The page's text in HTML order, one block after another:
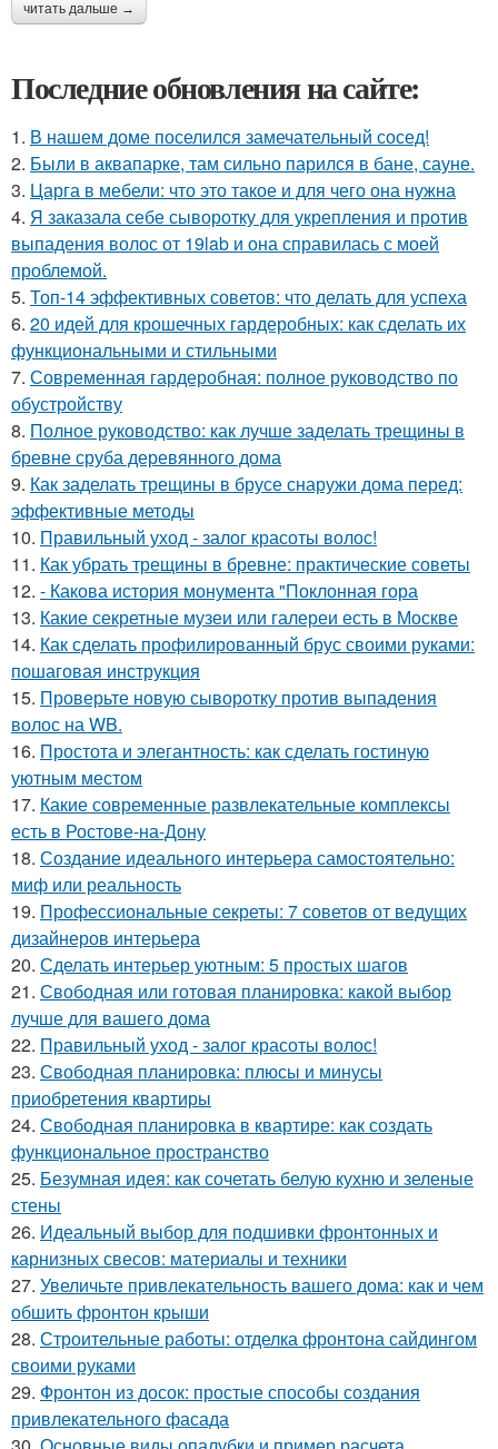
читать дальше →
Последние обновления на сайте:
1. В нашем доме поселился замечательный сосед!
2. Были в аквапарке, там сильно парился в бане, сауне.
3. Царга в мебели: что это такое и для чего она нужна
4. Я заказала себе сыворотку для укрепления и против
выпадения волос от 19lab и она справилась с моей
проблемой.
5. Топ-14 эффективных советов: что делать для успеха
6. 20 идей для крошечных гардеробных: как сделать их
функциональными и стильными
7. Современная гардеробная: полное руководство по
обустройству
8. Полное руководство: как лучше заделать трещины в
бревне сруба деревянного дома
9. Как заделать трещины в брусе снаружи дома перед:
эффективные методы
10. Правильный уход - залог красоты волос!
11. Как убрать трещины в бревне: практические советы
12. - Какова история монумента "Поклонная гора
13. Какие секретные музеи или галереи есть в Москве
14. Как сделать профилированный брус своими руками:
пошаговая инструкция
15. Проверьте новую сыворотку против выпадения
волос на WB.
16. Простота и элегантность: как сделать гостиную
уютным местом
17. Какие современные развлекательные комплексы
есть в Ростове-на-Дону
18. Создание идеального интерьера самостоятельно:
миф или реальность
19. Профессиональные секреты: 7 советов от ведущих
дизайнеров интерьера
20. Сделать интерьер уютным: 5 простых шагов
21. Свободная или готовая планировка: какой выбор
лучше для вашего дома
22. Правильный уход - залог красоты волос!
23. Свободная планировка: плюсы и минусы
приобретения квартиры
24. Свободная планировка в квартире: как создать
функциональное пространство
25. Безумная идея: как сочетать белую кухню и зеленые
стены
26. Идеальный выбор для подшивки фронтонных и
карнизных свесов: материалы и техники
27. Увеличьте привлекательность вашего дома: как и чем
обшить фронтон крыши
28. Строительные работы: отделка фронтона сайдингом
своими руками
29. Фронтон из досок: простые способы создания
привлекательного фасада